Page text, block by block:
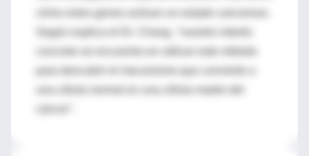
cómo estos genes activan un estado canceroso.
Según explica el Dr. Chang, "nuestro interés